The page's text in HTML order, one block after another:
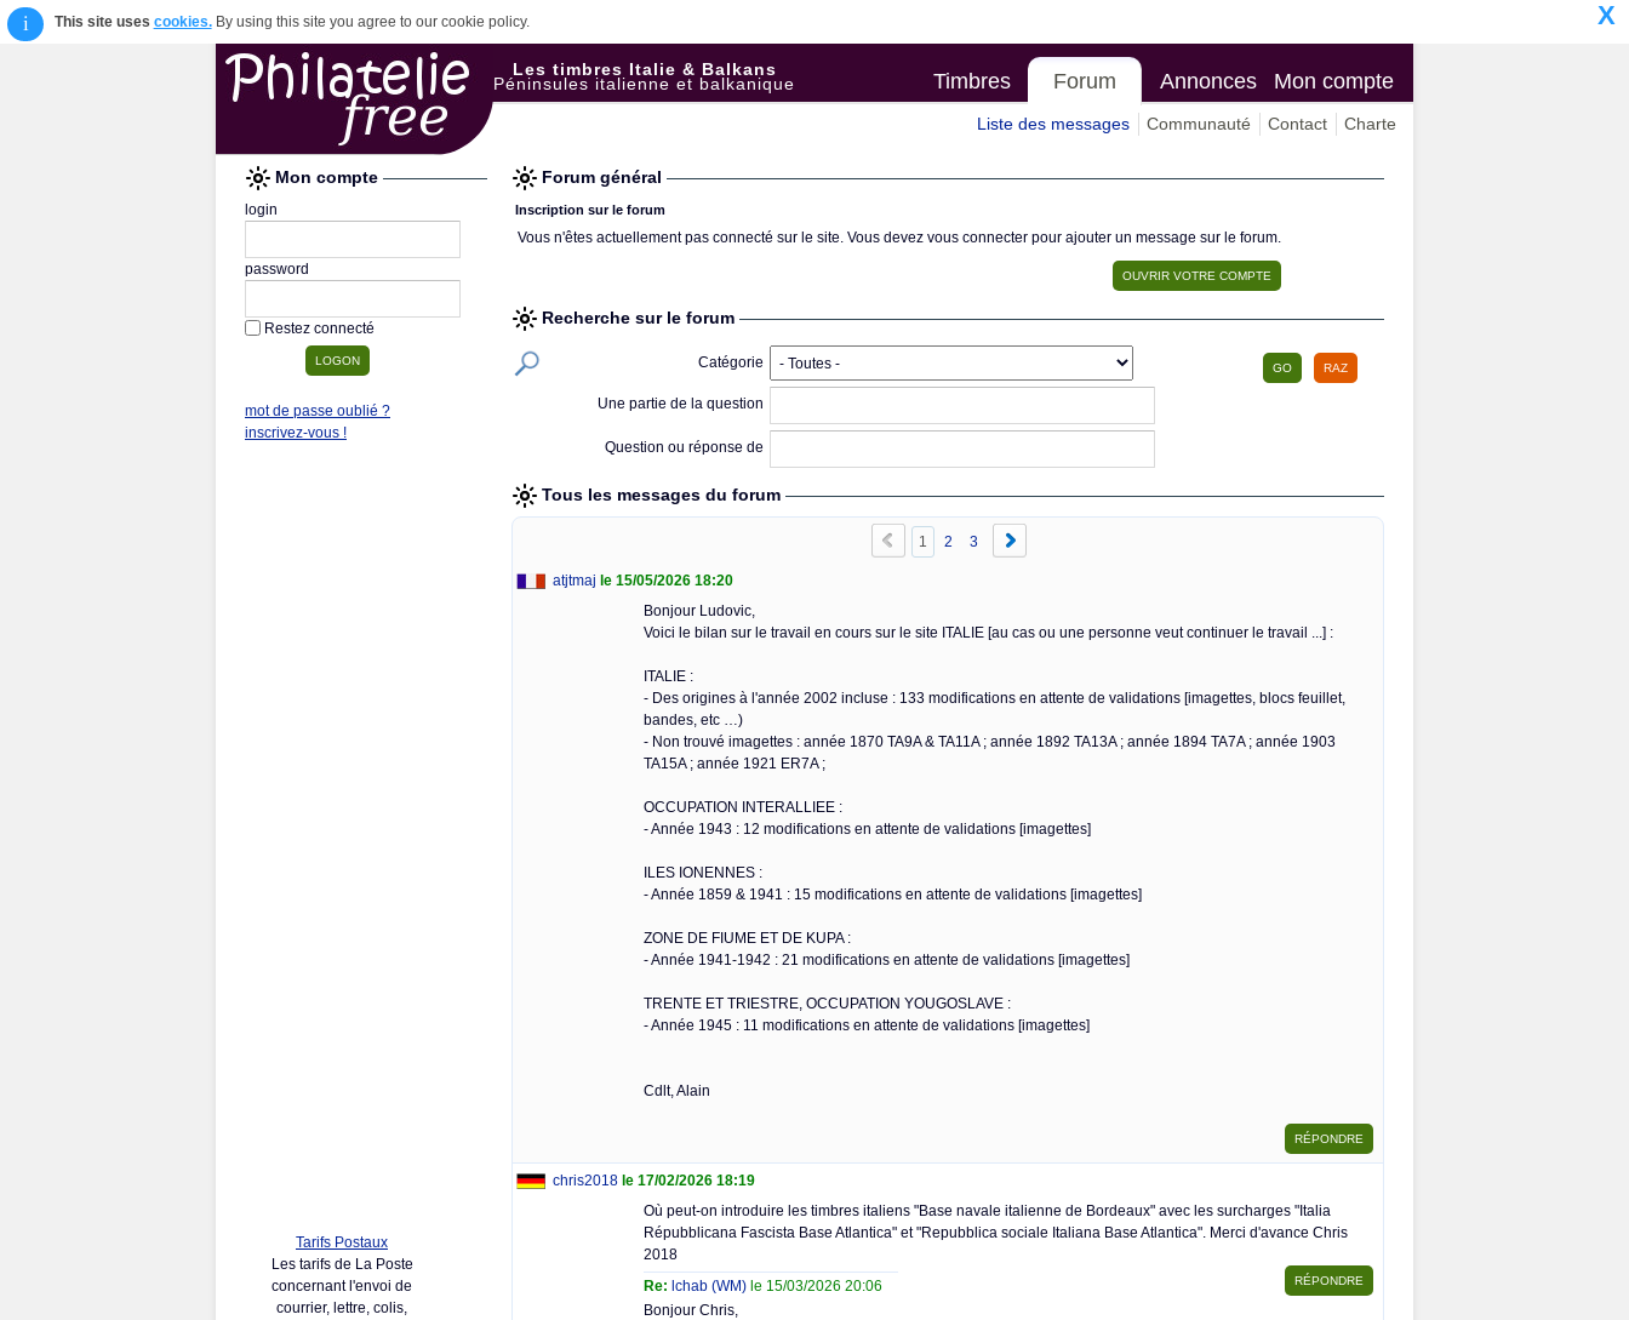
i This site uses cookies.By using this site you agree to our cookie policy. X
Les timbres Italie & Balkans
Péninsules italienne et balkanique Timbres Forum Annonces Mon compte
Liste des messages Communauté Contact Charte
Mon compte
login
password
Restez connecté
mot de passe oublié ?
inscrivez-vous !
Tarifs Postaux
Les tarifs de La Poste
concernant l'envoi de
courrier, lettre, colis,
Forum général
Inscription sur le forum
Vous n'êtes actuellement pas connecté sur le site. Vous devez vous connecter pour ajouter un message sur le forum.
Recherche sur le forum
Catégorie
Une partie de la question
Question ou réponse de
Tous les messages du forum
1 2 3
atjtmaj le 15/05/2026 18:20
Bonjour Ludovic,
Voici le bilan sur le travail en cours sur le site ITALIE [au cas ou une personne veut continuer le travail ...] :
ITALIE :
- Des origines à l'année 2002 incluse : 133 modifications en attente de validations [imagettes, blocs feuillet,
bandes, etc …)
- Non trouvé imagettes : année 1870 TA9A & TA11A ; année 1892 TA13A ; année 1894 TA7A ; année 1903
TA15A ; année 1921 ER7A ;
OCCUPATION INTERALLIEE :
- Année 1943 : 12 modifications en attente de validations [imagettes]
ILES IONENNES :
- Année 1859 & 1941 : 15 modifications en attente de validations [imagettes]
ZONE DE FIUME ET DE KUPA :
- Année 1941-1942 : 21 modifications en attente de validations [imagettes]
TRENTE ET TRIESTRE, OCCUPATION YOUGOSLAVE :
- Année 1945 : 11 modifications en attente de validations [imagettes]
Cdlt, Alain
chris2018 le 17/02/2026 18:19
Où peut-on introduire les timbres italiens "Base navale italienne de Bordeaux" avec les surcharges "Italia
Répubblicana Fascista Base Atlantica" et "Repubblica sociale Italiana Base Atlantica". Merci d'avance Chris
2018
Re: lchab (WM) le 15/03/2026 20:06
Bonjour Chris,